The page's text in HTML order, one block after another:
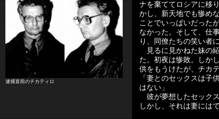
逮捕直前のチカティロ
ナを棄ててロシアに移
かし、新天地でも惨め
ことでいっぱいだった
なかった。そして、仕
り、同僚たちの笑い者
見るに見かねた妹の
た。初夜は惨敗。しか
供をもうけたが、チカ
「妻とのセックスは子
はない」
彼が夢想したセック
しかし、それは妻には